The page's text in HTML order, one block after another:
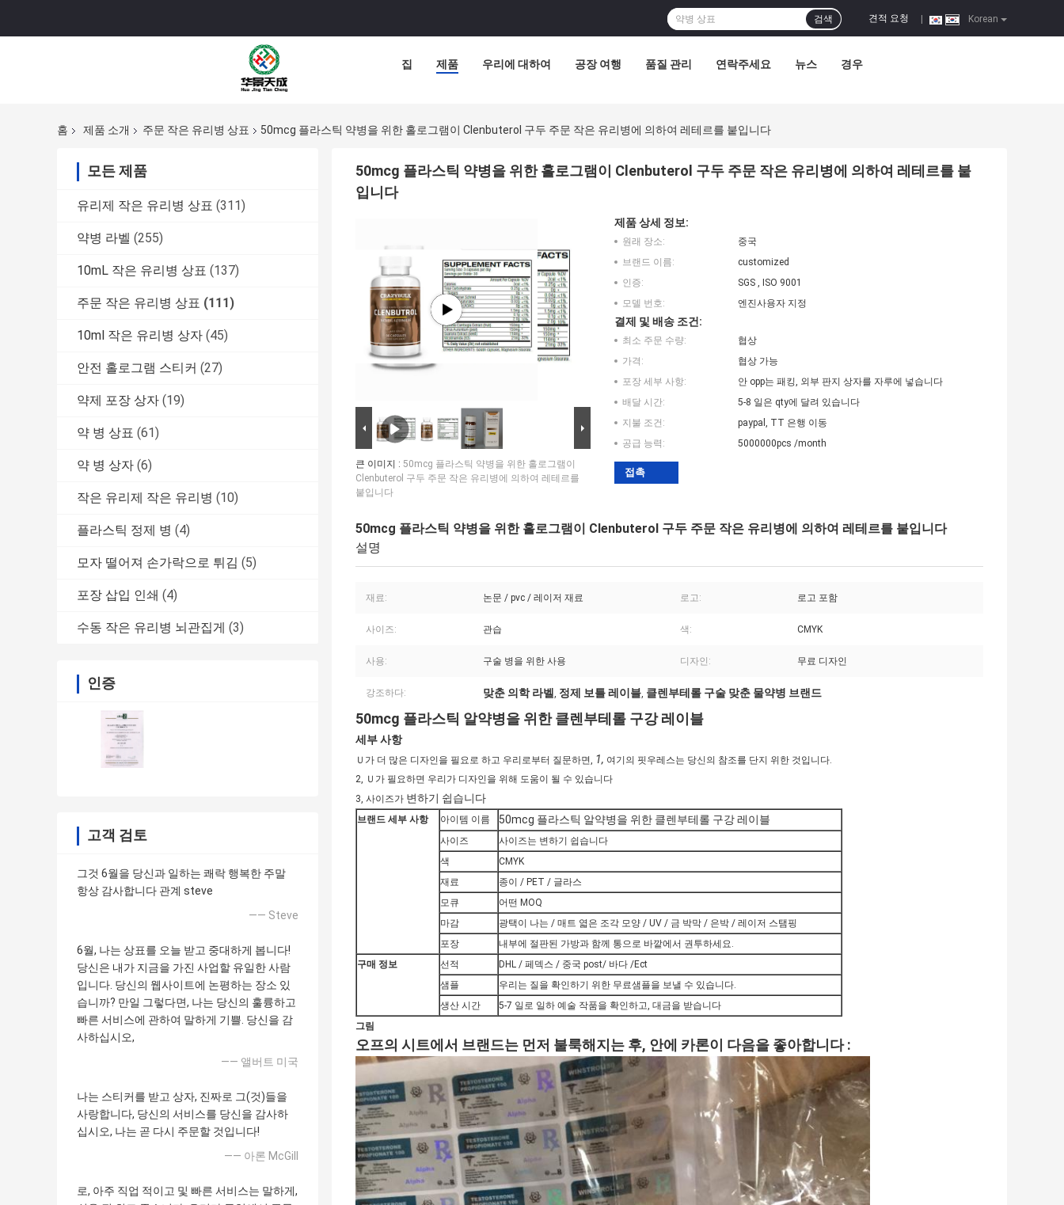
Korean
견적 요청
검색
집 제품 우리에 대하여 공장 여행 품질 관리 연락주세요 뉴스 경우
홈 제품 소개 주문 작은 유리병 상표 50mcg 플라스틱 약병을 위한 홀로그램이 Clenbuterol 구두 주문 작은 유리병에 의하여 레테르를 붙입니다
모든 제품
유리제 작은 유리병 상표 (311)
약병 라벨 (255)
10mL 작은 유리병 상표 (137)
주문 작은 유리병 상표 (111)
10ml 작은 유리병 상자 (45)
안전 홀로그램 스티커 (27)
약제 포장 상자 (19)
약 병 상표 (61)
약 병 상자 (6)
작은 유리제 작은 유리병 (10)
플라스틱 정제 병 (4)
모자 떨어져 손가락으로 튀김 (5)
포장 삽입 인쇄 (4)
수동 작은 유리병 뇌관집게 (3)
인증
고객 검토
그것 6월을 당신과 일하는 쾌락 행복한 주말
항상 감사합니다 관계 steve
—— Steve
6월, 나는 상표를 오늘 받고 중대하게 봅니다!
당신은 내가 지금을 가진 사업할 유일한 사람
입니다. 당신의 웹사이트에 논평하는 장소 있
습니까? 만일 그렇다면, 나는 당신의 훌륭하고
빠른 서비스에 관하여 말하게 기쁠. 당신을 감
사하십시오,
—— 앨버트 미국
나는 스티커를 받고 상자, 진짜로 그(것)들을
사랑합니다, 당신의 서비스를 당신을 감사하
십시오, 나는 곧 다시 주문할 것입니다!
—— 아론 McGill
로, 아주 직업 적이고 및 빠른 서비스는 말하게,
50mcg 플라스틱 약병을 위한 홀로그램이 Clenbuterol 구두 주문 작은 유리병에 의하여 레테르를 붙
입니다
큰 이미지 : 50mcg 플라스틱 약병을 위한 홀로그램이
Clenbuterol 구두 주문 작은 유리병에 의하여 레테르를
붙입니다
제품 상세 정보:
원래 장소:
중국
브랜드 이름:
customized
인증:
SGS , ISO 9001
모델 번호:
엔진사용자 지정
결제 및 배송 조건:
최소 주문 수량:
협상
가격:
협상 가능
포장 세부 사항:
안 opp는 패킹, 외부 판지 상자를 자루에 넣습니다
배달 시간:
5-8 일은 qty에 달려 있습니다
지불 조건:
paypal, TT 은행 이동
공급 능력:
5000000pcs /month
접촉
50mcg 플라스틱 약병을 위한 홀로그램이 Clenbuterol 구두 주문 작은 유리병에 의하여 레테르를 붙입니다
설명
재료: 논문 / pvc / 레이저 재료 로고: 로고 포함
사이즈: 관습 색: CMYK
사용: 구술 병을 위한 사용 디자인: 무료 디자인
강조하다: 맞춘 의학 라벨, 정제 보틀 레이블, 클렌부테롤 구술 맞춘 물약병 브랜드
50mcg 플라스틱 알약병을 위한 클렌부테롤 구강 레이블
세부 사항
Ｕ가 더 많은 디자인을 필요로 하고 우리로부터 질문하면, 1, 여기의 핏우레스는 당신의 참조를 단지 위한 것입니다.
2, Ｕ가 필요하면 우리가 디자인을 위해 도움이 될 수 있습니다
3, 사이즈가 변하기 쉽습니다
브랜드 세부 사항 아이템 이름 50mcg 플라스틱 알약병을 위한 클렌부테롤 구강 레이블
사이즈
사이즈는 변하기 쉽습니다
색
CMYK
재료
종이 / PET / 글라스
모큐
어떤 MOQ
마감
광택이 나는 / 매트 엷은 조각 모양 / UV / 금 박막 / 은박 / 레이저 스탬핑
포장
내부에 절판된 가방과 함께 통으로 바깥에서 권투하세요.
구매 정보
선적
DHL / 페덱스 / 중국 post/ 바다 /Ect
샘플
우리는 질을 확인하기 위한 무료샘플을 보낼 수 있습니다.
생산 시간
5-7 일로 일하 예술 작품을 확인하고, 대금을 받습니다
그림
오프의 시트에서 브랜드는 먼저 불룩해지는 후, 안에 카론이 다음을 좋아합니다 :